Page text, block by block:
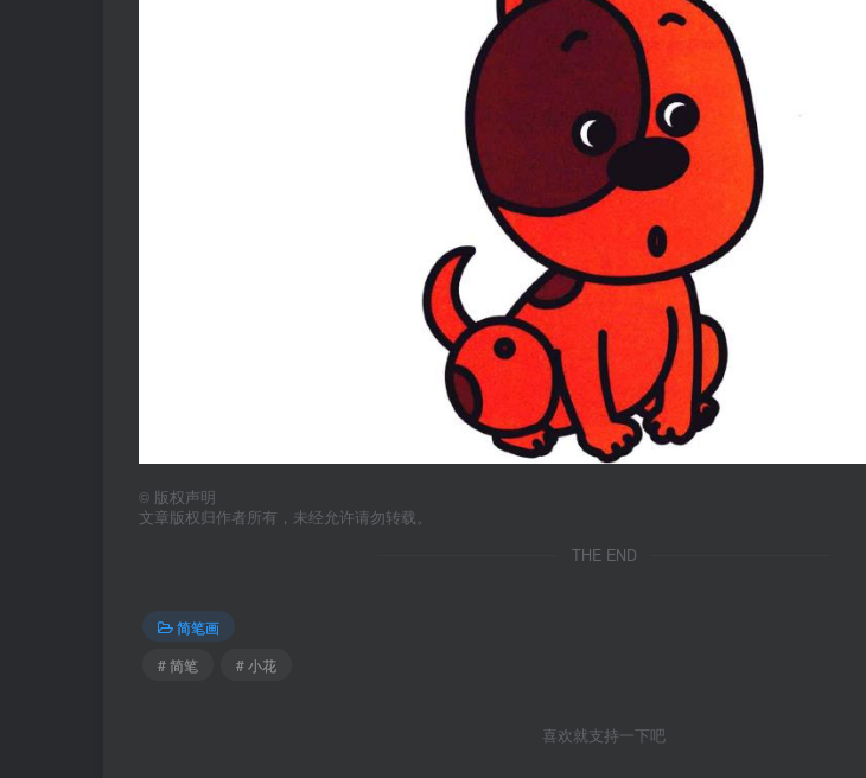
© 版权声明
文章版权归作者所有，未经允许请勿转载。
THE END
简笔画
# 简笔
# 小花
喜欢就支持一下吧